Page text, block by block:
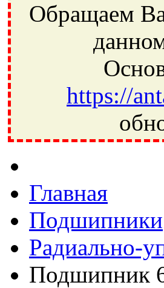
Обращаем
https://
Ивантеевка, подшипники,
Главная
Подшипники
Радиально-
Подшипник